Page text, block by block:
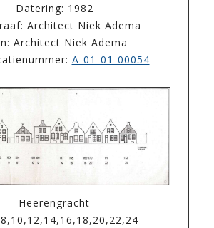
Datering: 1982
Architect Niek Adema
Architect Niek Adema
A-01-01-00054
Heerengracht